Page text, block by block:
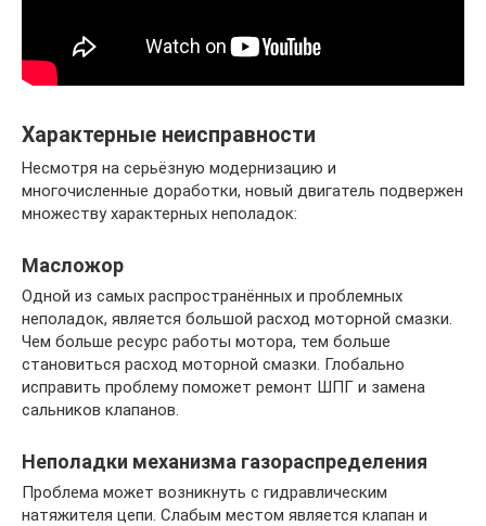
Характерные неисправности
Несмотря на серьёзную модернизацию и
многочисленные доработки, новый двигатель подвержен
множеству характерных неполадок:
Масложор
Одной из самых распространённых и проблемных
неполадок, является большой расход моторной смазки.
Чем больше ресурс работы мотора, тем больше
становиться расход моторной смазки. Глобально
исправить проблему поможет ремонт ШПГ и замена
сальников клапанов.
Неполадки механизма газораспределения
Проблема может возникнуть с гидравлическим
натяжителя цепи. Слабым местом является клапан и